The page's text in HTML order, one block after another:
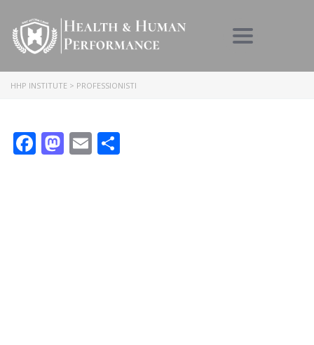
Toggle
HHP INSTITUTE > PROFESSIONISTI
Facebook
Mastodon
Email